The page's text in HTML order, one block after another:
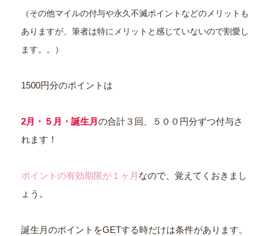
（その他マイルの付与や永久不滅ポイントなどのメリットも
ありますが、筆者は特にメリットと感じていないので割愛し
ます。。）
1500円分のポイントは
2月・５月・誕生月 の合計３回、５００円分ずつ付与さ
れます！
ポイントの有効期限が１ヶ月 なので、覚えてくおきまし
ょう。
誕生月のポイントをGETする時だけは条件があります。